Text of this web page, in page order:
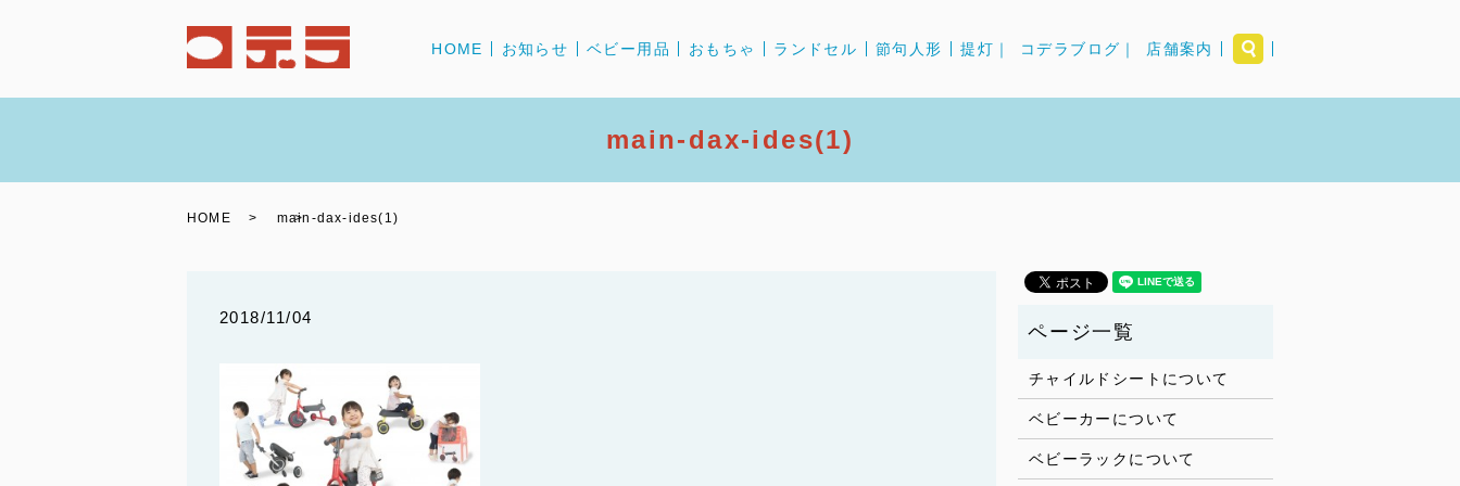
HOME お知らせ ベビー用品 おもちゃ ランドセル 節句人形 提灯｜ コデラブログ｜ 店舗案内
main-dax-ides(1)
HOME main-dax-ides(1)
2018/11/04
チャイルドシートについて
ベビーカーについて
ベビーラックについて